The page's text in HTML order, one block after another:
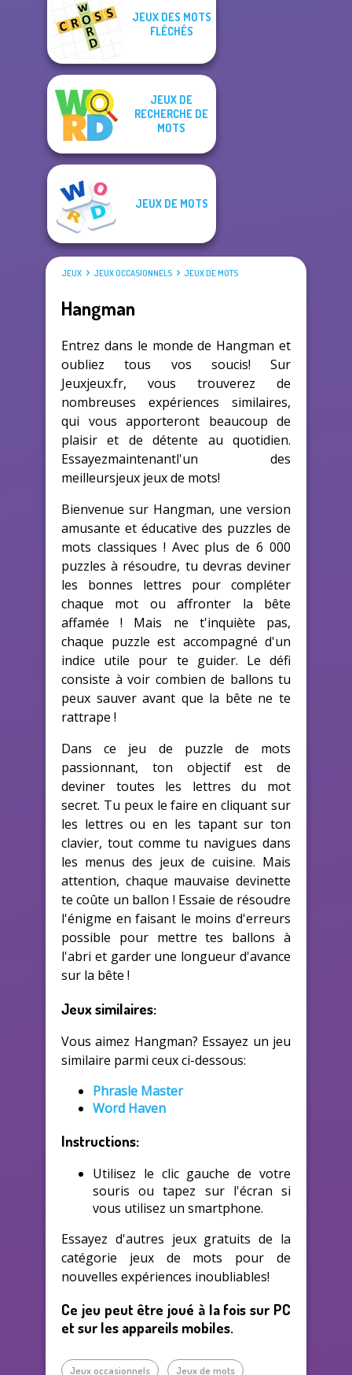
JEUX DES MOTS
FLÉCHÉS
JEUX DE
RECHERCHE DE
MOTS
JEUX DE MOTS
JEUX JEUX OCCASIONNELS JEUX DE MOTS
Hangman
Entrez dans le monde de Hangman et
oubliez tous vos soucis! Sur
Jeuxjeux.fr, vous trouverez de
nombreuses expériences similaires,
qui vous apporteront beaucoup de
plaisir et de détente au quotidien.
Essayezmaintenantl'un des
meilleursjeux jeux de mots!
Bienvenue sur Hangman, une version
amusante et éducative des puzzles de
mots classiques ! Avec plus de 6 000
puzzles à résoudre, tu devras deviner
les bonnes lettres pour compléter
chaque mot ou affronter la bête
affamée ! Mais ne t'inquiète pas,
chaque puzzle est accompagné d'un
indice utile pour te guider. Le défi
consiste à voir combien de ballons tu
peux sauver avant que la bête ne te
rattrape !
Dans ce jeu de puzzle de mots
passionnant, ton objectif est de
deviner toutes les lettres du mot
secret. Tu peux le faire en cliquant sur
les lettres ou en les tapant sur ton
clavier, tout comme tu navigues dans
les menus des jeux de cuisine. Mais
attention, chaque mauvaise devinette
te coûte un ballon ! Essaie de résoudre
l'énigme en faisant le moins d'erreurs
possible pour mettre tes ballons à
l'abri et garder une longueur d'avance
sur la bête !
Jeux similaires:
Vous aimez Hangman? Essayez un jeu
similaire parmi ceux ci-dessous:
Phrasle Master
Word Haven
Instructions:
Utilisez le clic gauche de votre
souris ou tapez sur l'écran si
vous utilisez un smartphone.
Essayez d'autres jeux gratuits de la
catégorie jeux de mots pour de
nouvelles expériences inoubliables!
Ce jeu peut être joué à la fois sur PC
et sur les appareils mobiles.
Jeux occasionnels Jeux de mots